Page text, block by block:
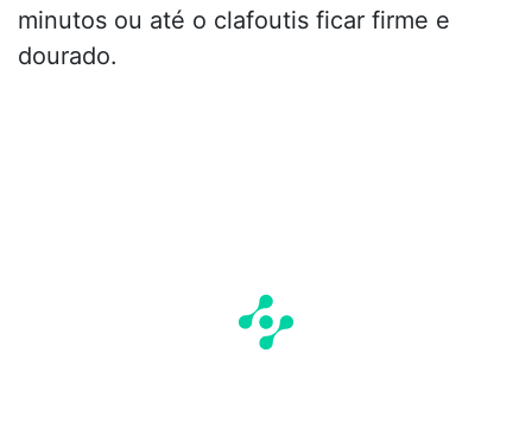
minutos ou até o clafoutis ficar firme e
dourado.